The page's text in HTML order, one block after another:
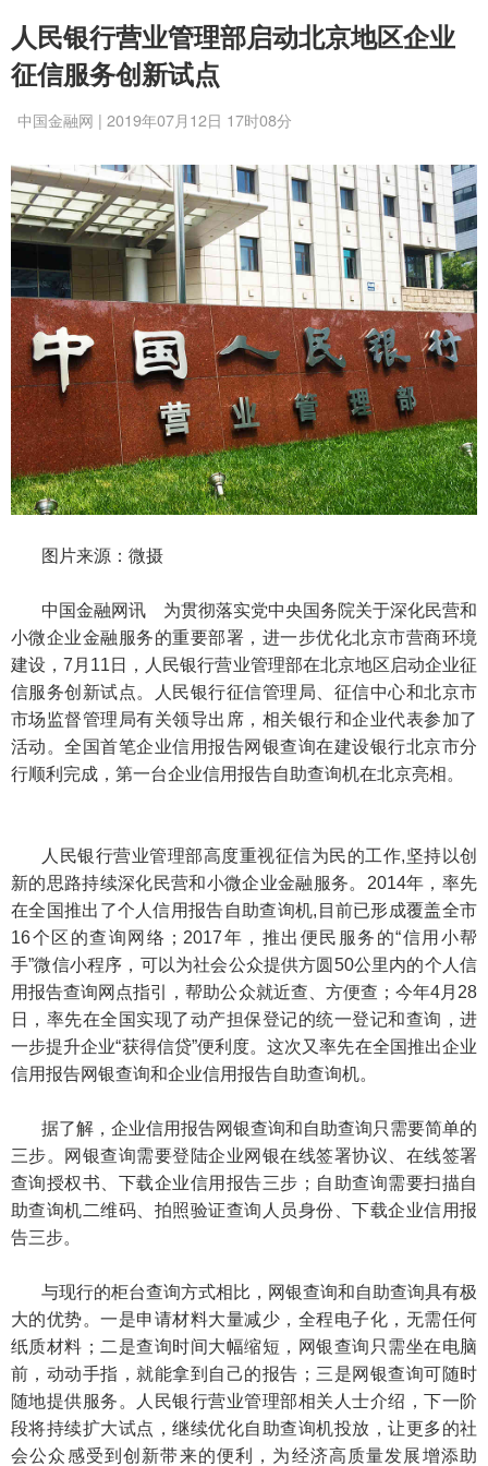
人民银行营业管理部启动北京地区企业
征信服务创新试点
中国金融网 | 2019年07月12日 17时08分
图片来源：微摄
中国金融网讯 为贯彻落实党中央国务院关于深化民营和
小微企业金融服务的重要部署，进一步优化北京市营商环境
建设，7月11日，人民银行营业管理部在北京地区启动企业征
信服务创新试点。人民银行征信管理局、征信中心和北京市
市场监督管理局有关领导出席，相关银行和企业代表参加了
活动。全国首笔企业信用报告网银查询在建设银行北京市分
行顺利完成，第一台企业信用报告自助查询机在北京亮相。
人民银行营业管理部高度重视征信为民的工作,坚持以创
新的思路持续深化民营和小微企业金融服务。2014年，率先
在全国推出了个人信用报告自助查询机,目前已形成覆盖全市
16个区的查询网络；2017年，推出便民服务的“信用小帮
手”微信小程序，可以为社会公众提供方圆50公里内的个人信
用报告查询网点指引，帮助公众就近查、方便查；今年4月28
日，率先在全国实现了动产担保登记的统一登记和查询，进
一步提升企业“获得信贷”便利度。这次又率先在全国推出企业
信用报告网银查询和企业信用报告自助查询机。
据了解，企业信用报告网银查询和自助查询只需要简单的
三步。网银查询需要登陆企业网银在线签署协议、在线签署
查询授权书、下载企业信用报告三步；自助查询需要扫描自
助查询机二维码、拍照验证查询人员身份、下载企业信用报
告三步。
与现行的柜台查询方式相比，网银查询和自助查询具有极
大的优势。一是申请材料大量减少，全程电子化，无需任何
纸质材料；二是查询时间大幅缩短，网银查询只需坐在电脑
前，动动手指，就能拿到自己的报告；三是网银查询可随时
随地提供服务。人民银行营业管理部相关人士介绍，下一阶
段将持续扩大试点，继续优化自助查询机投放，让更多的社
会公众感受到创新带来的便利，为经济高质量发展增添助